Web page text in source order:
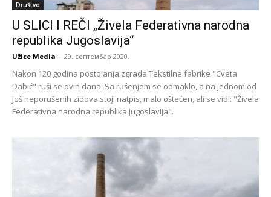
Društvo
U SLICI I REČI „Živela Federativna narodna
republika Jugoslavija“
Užice Media - 29. септембар 2020.
Nakon 120 godina postojanja zgrada Tekstilne fabrike "Cveta
Dabić" ruši se ovih dana. Sa rušenjem se odmaklo, a na jednom od
još neporušenih zidova stoji natpis, malo oštećen, ali se vidi: "Živela
Federativna narodna republika Jugoslavija".